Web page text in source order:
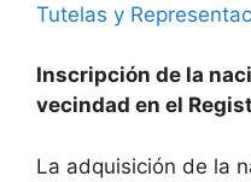
Tutelas y
Inscripción de la
vecindad en el
La adquisición de la